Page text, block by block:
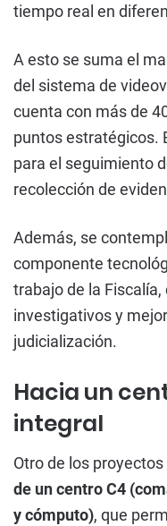
tiempo real en
A esto se suma el
del sistema de
cuenta con más de
puntos estratégicos.
para el seguimiento
recolección de
Además, se
componente
trabajo de la
investigativos y
judicialización.
Hacia un
integral
Otro de los
de un centro C4
y cómputo), que